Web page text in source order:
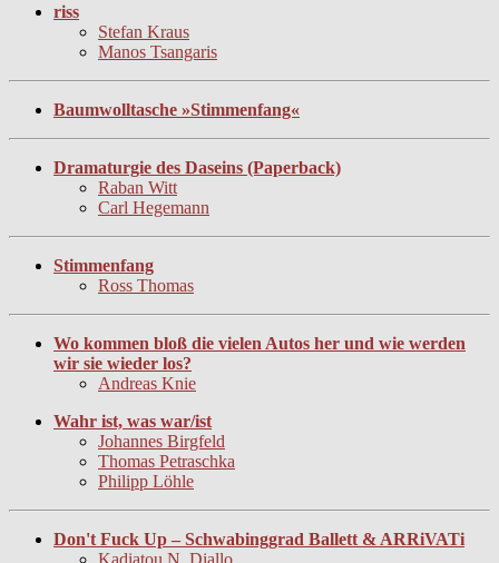
riss
Stefan Kraus
Manos Tsangaris
Baumwolltasche »Stimmenfang«
Dramaturgie des Daseins (Paperback)
Raban Witt
Carl Hegemann
Stimmenfang
Ross Thomas
Wo kommen bloß die vielen Autos her und wie werden
wir sie wieder los?
Andreas Knie
Wahr ist, was war/ist
Johannes Birgfeld
Thomas Petraschka
Philipp Löhle
Don't Fuck Up – Schwabinggrad Ballett & ARRiVATi
Kadiatou N. Diallo